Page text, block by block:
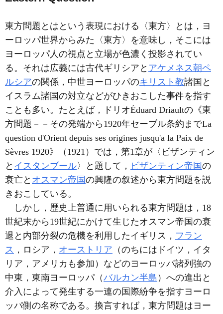
東方問題とはという表現における〈東方〉とは，ヨ
ーロッパ世界からみた〈東方〉を意味し，そこには
ヨーロッパ人の視点と立場が色濃く投影されてい
る。それは広義には古代ギリシアと アケメネス朝ペ
ルシアの関係，中世ヨーロッパのキリスト教諸国と
イスラム諸国の対立などがひきおこした事件を指す
ことも多い。たとえば，ドリオÉduard Driaultの《東
方問題－－その発端から1920年セーブル条約までLa
question d'Orient depuis ses origines jusqu'a la Paix de
Sèvres 1920》（1921）では，第1章が〈ビザンティン
と イスタンブール〉と題して， ビザンティン帝国の
衰亡と オスマン帝国の興隆の叙述から東方問題を説
きおこしている。
しかし，歴史上普通に用いられる東方問題は，18
世紀末から19世紀にかけて生じたオスマン帝国の衰
退と内部分裂の危機を利用したイギリス， フラン
ス ，ロシア， オーストリア （のちにはドイツ，イタ
リア，アメリカも参加）などのヨーロッパ諸列強の
中東，東南ヨーロッパ（バルカン半島 ）への進出と
介入によって発生する一連の国際紛争を指すヨーロ
ッパ側の名称である。換言すれば，東方問題はヨー